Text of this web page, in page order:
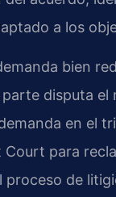
a los
bien
disputa el
en el
para
de